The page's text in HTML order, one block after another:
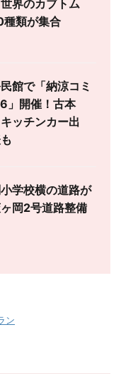
界のカブトム
種類が集合
館で「納涼コミ
」開催！古本
ッチンカー出
学校横の道路が
岡2号道路整備
ン